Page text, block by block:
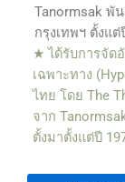
Tanormsak พั
กรุงเทพฯ ตั้งแต่
★ ได้รับการจัด
เฉพาะทาง
ไทย โดย The
จาก
ตั้งมาตั้งแต่ปี